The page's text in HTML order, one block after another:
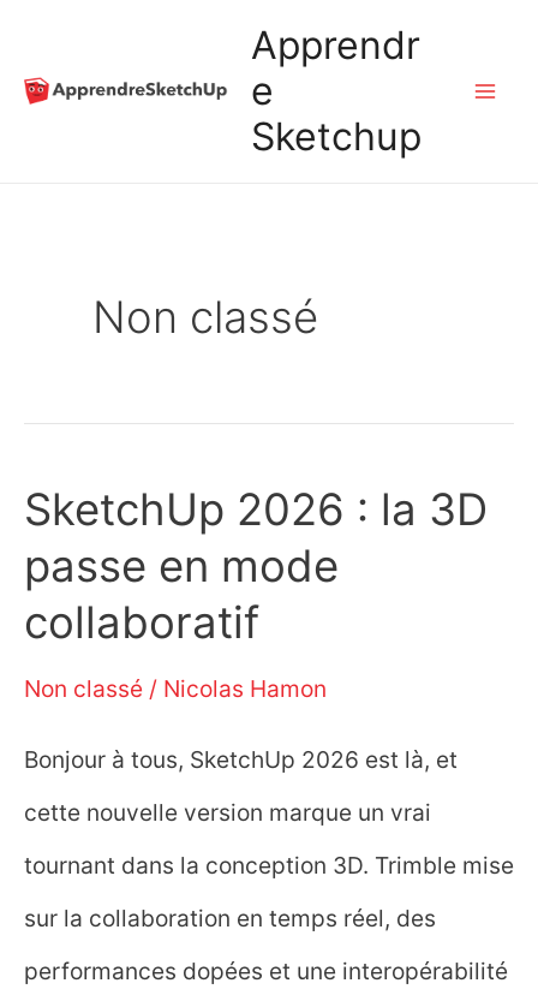
au
Apprendr
e
Sketchup
Non classé
SketchUp 2026 : la 3D
passe en mode
collaboratif
Non classé / Nicolas Hamon
Bonjour à tous, SketchUp 2026 est là, et
cette nouvelle version marque un vrai
tournant dans la conception 3D. Trimble mise
sur la collaboration en temps réel, des
performances dopées et une interopérabilité